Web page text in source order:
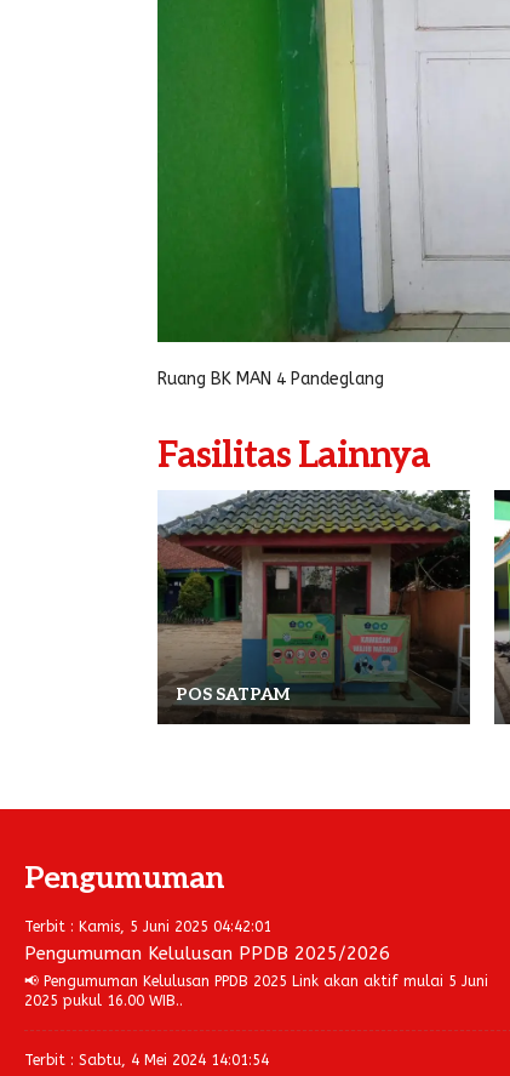
Ruang BK MAN 4 Pandeglang
Fasilitas Lainnya
POS SATPAM
Pengumuman
Terbit : Kamis, 5 Juni 2025 04:42:01
Pengumuman Kelulusan PPDB 2025/2026
📢 Pengumuman Kelulusan PPDB 2025 Link akan aktif mulai 5 Juni
2025 pukul 16.00 WIB..
Terbit : Sabtu, 4 Mei 2024 14:01:54